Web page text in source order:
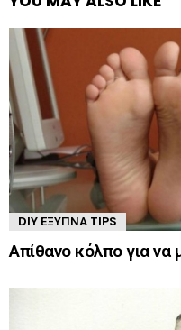
DIY ΈΞΥΠΝΑ TIPS
Απίθανο κόλπο για να